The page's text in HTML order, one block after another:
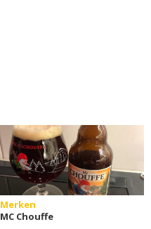
Merken
MC Chouffe